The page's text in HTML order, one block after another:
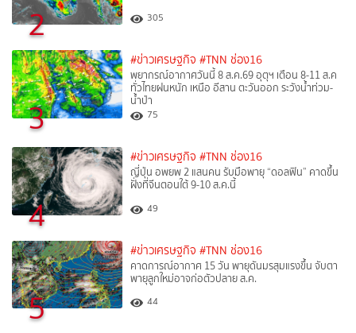
2 305
3
#ข่าวเศรษฐกิจ #TNN ช่อง16
พยากรณ์อากาศวันนี้ 8 ส.ค.69 อุตุฯ เตือน 8-11 ส.ค
ทั่วไทยฝนหนัก เหนือ อีสาน ตะวันออก ระวังน้ำท่วม-
น้ำป่า
75
4
#ข่าวเศรษฐกิจ #TNN ช่อง16
ญี่ปุ่น อพยพ 2 แสนคน รับมือพายุ “ดอลฟิน” คาดขึ้น
ฝั่งที่จีนตอนใต้ 9-10 ส.ค.นี้
49
5
#ข่าวเศรษฐกิจ #TNN ช่อง16
คาดการณ์อากาศ 15 วัน พายุดันมรสุมแรงขึ้น จับตา
พายุลูกใหม่อาจก่อตัวปลาย ส.ค.
44